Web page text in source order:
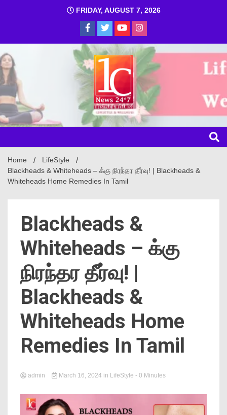
FRIDAY, AUGUST 7, 2026
1C
News
Online
Home
LifeStyle
Blackheads & Whiteheads – க்கு நிரந்தர தீர்வு! | Blackheads &
Whiteheads Home Remedies In Tamil
Blackheads &
Whiteheads – க்கு
நிரந்தர தீர்வு! |
Blackheads &
Whiteheads Home
Remedies In Tamil
admin March 16, 2024 in LifeStyle - 0 Minutes